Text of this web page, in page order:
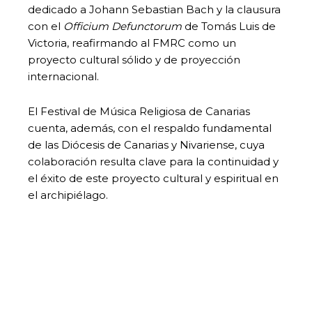
dedicado a Johann Sebastian Bach y la clausura
con el Officium Defunctorum de Tomás Luis de
Victoria, reafirmando al FMRC como un
proyecto cultural sólido y de proyección
internacional.
El Festival de Música Religiosa de Canarias
cuenta, además, con el respaldo fundamental
de las Diócesis de Canarias y Nivariense, cuya
colaboración resulta clave para la continuidad y
el éxito de este proyecto cultural y espiritual en
el archipiélago.